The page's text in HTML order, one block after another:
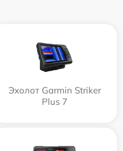
Эхолот Garmin Striker
Plus 7